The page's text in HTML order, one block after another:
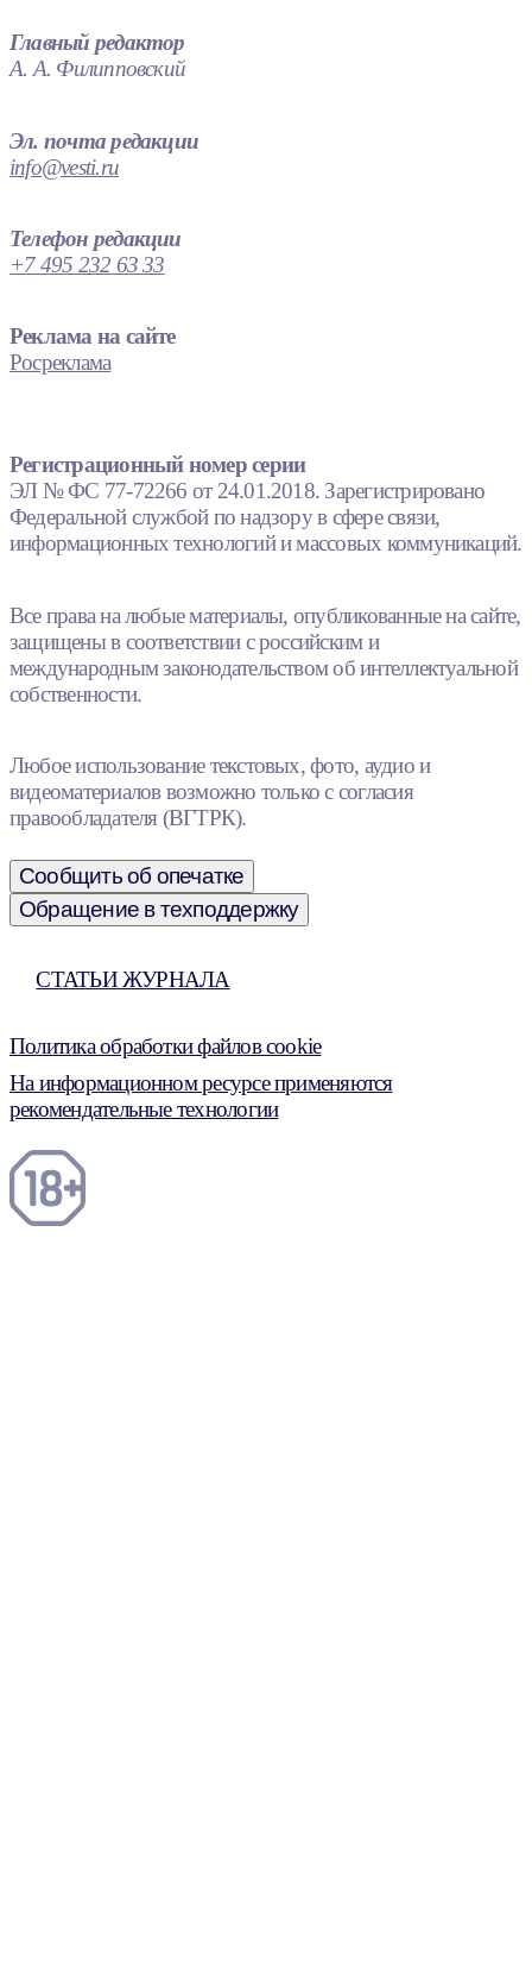
Главный редактор
А. А. Филипповский
Эл. почта редакции
info@vesti.ru
Телефон редакции
+7 495 232 63 33
Реклама на сайте
Росреклама
Регистрационный номер серии
ЭЛ № ФС 77-72266 от 24.01.2018. Зарегистрировано
Федеральной службой по надзору в сфере связи,
информационных технологий и массовых коммуникаций.
Все права на любые материалы, опубликованные на сайте,
защищены в соответствии с российским и
международным законодательством об интеллектуальной
собственности.
Любое использование текстовых, фото, аудио и
видеоматериалов возможно только с согласия
правообладателя (ВГТРК).
Сообщить об опечатке
Обращение в техподдержку
СТАТЬИ ЖУРНАЛА
Политика обработки файлов cookie
На информационном ресурсе применяются
рекомендательные технологии